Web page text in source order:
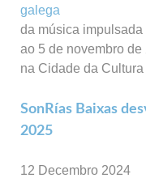
da música
ao 5 de novembro
na Cidade da
SonRías Baixas
2025
12 Decembro 2024